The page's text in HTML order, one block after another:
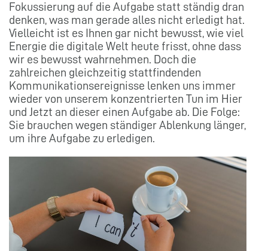
Fokussierung auf die Aufgabe statt ständig dran
denken, was man gerade alles nicht erledigt hat.
Vielleicht ist es Ihnen gar nicht bewusst, wie viel
Energie die digitale Welt heute frisst, ohne dass
wir es bewusst wahrnehmen. Doch die
zahlreichen gleichzeitig stattfindenden
Kommunikationsereignisse lenken uns immer
wieder von unserem konzentrierten Tun im Hier
und Jetzt an dieser einen Aufgabe ab. Die Folge:
Sie brauchen wegen ständiger Ablenkung länger,
um ihre Aufgabe zu erledigen.